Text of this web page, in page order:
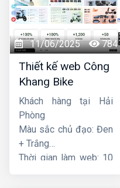
11/06/2025 784
Thiết kế web Công
Khang Bike
Khách hàng tại Hải
Phòng
Màu sắc chủ đạo: Đen
+ Trắng
Thời gian làm web: 10